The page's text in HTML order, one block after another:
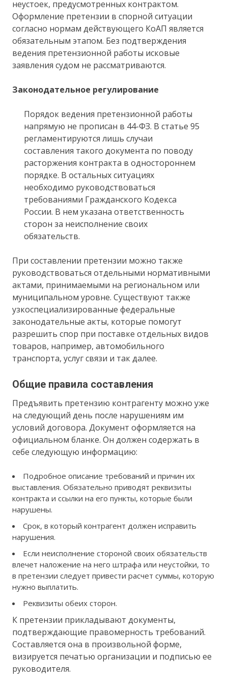
неустоек, предусмотренных контрактом.
Оформление претензии в спорной ситуации
согласно нормам действующего КоАП является
обязательным этапом. Без подтверждения
ведения претензионной работы исковые
заявления судом не рассматриваются.
Законодательное регулирование
Порядок ведения претензионной работы
напрямую не прописан в 44-ФЗ. В статье 95
регламентируются лишь случаи
составления такого документа по поводу
расторжения контракта в одностороннем
порядке. В остальных ситуациях
необходимо руководствоваться
требованиями Гражданского Кодекса
России. В нем указана ответственность
сторон за неисполнение своих
обязательств.
При составлении претензии можно также
руководствоваться отдельными нормативными
актами, принимаемыми на региональном или
муниципальном уровне. Существуют также
узкоспециализированные федеральные
законодательные акты, которые помогут
разрешить спор при поставке отдельных видов
товаров, например, автомобильного
транспорта, услуг связи и так далее.
Общие правила составления
Предъявить претензию контрагенту можно уже
на следующий день после нарушениям им
условий договора. Документ оформляется на
официальном бланке. Он должен содержать в
себе следующую информацию:
Подробное описание требований и причин их
выставления. Обязательно приводят реквизиты
контракта и ссылки на его пункты, которые были
нарушены.
Срок, в который контрагент должен исправить
нарушения.
Если неисполнение стороной своих обязательств
влечет наложение на него штрафа или неустойки, то
в претензии следует привести расчет суммы, которую
нужно выплатить.
Реквизиты обеих сторон.
К претензии прикладывают документы,
подтверждающие правомерность требований.
Составляется она в произвольной форме,
визируется печатью организации и подписью ее
руководителя.